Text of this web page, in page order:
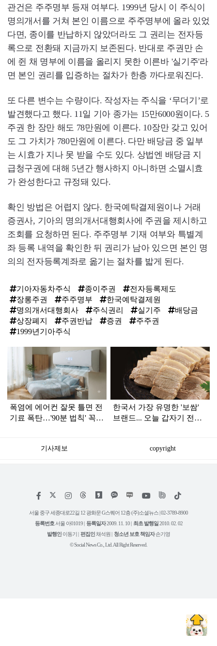
관건은 주주명부 등재 여부다. 1999년 당시 이 주식이
명의개서를 거쳐 본인 이름으로 주주명부에 올라 있었
다면, 종이를 반납하지 않았더라도 그 권리는 전자등
록으로 전환돼 지금까지 보존된다. 반대로 주권만 손
에 쥔 채 명부에 이름을 올리지 못한 이른바 '실기주'라
면 본인 권리를 입증하는 절차가 한층 까다로워진다.
또 다른 변수는 수량이다. 작성자는 주식을 ‘무더기’로
발견했다고 했다. 11일 기아 종가는 15만6000원이다. 5
주권 한 장만 해도 78만원에 이른다. 10장만 갖고 있어
도 그 가치가 780만원에 이른다. 다만 배당금 중 일부
는 시효가 지나 못 받을 수도 있다. 상법엔 배당금 지
급청구권에 대해 5년간 행사하지 아니하면 소멸시효
가 완성한다고 규정돼 있다.
확인 방법은 어렵지 않다. 한국예탁결제원이나 거래
증권사, 기아의 명의개서대행회사에 주권을 제시하고
조회를 요청하면 된다. 주주명부 기재 여부와 특별계
좌 등록 내역을 확인한 뒤 권리가 남아 있으면 본인 명
의의 전자등록계좌로 옮기는 절차를 밟게 된다.
기아자동차주식 종이주권
전자등록제도
장롱주권
주주명부
한국예탁결제원
명의개서대행회사
주식권리 실기주
배당금
상장폐지
주권반납 증권
주주권
1999년기아주식
라
폭염에 에어컨 잘못 틀면 전
기료 폭탄…'90분 법칙' 꼭
한국서 가장 유명한 '보쌈'
브랜드... 오늘 갑자기 전해
기사제보 copyright
페
스
인
타
램
위
트
유
튜
틱
서울 중구 세종대로22길 12 광화문 G스퀘어 12층 (주)소셜뉴스 | 02-3789-8900
등록번호 서울 아01019 | 등록일자2009. 11. 10 | 최초 발행일2010. 02. 02
발행인 이동기 | 편집인채석원 | 청소년 보호 책임자손기영
© Social News Co., Ltd. All Right Reserved.